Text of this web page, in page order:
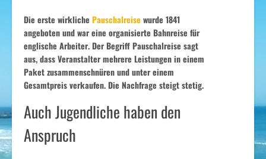
Die erste wirkliche Pauschalreise wurde 1841
angeboten und war eine organisierte Bahnreise für
englische Arbeiter. Der Begriff Pauschalreise sagt
aus, dass Veranstalter mehrere Leistungen in einem
Paket zusammenschnüren und unter einem
Gesamtpreis verkaufen. Die Nachfrage steigt stetig.
Auch Jugendliche haben den
Anspruch